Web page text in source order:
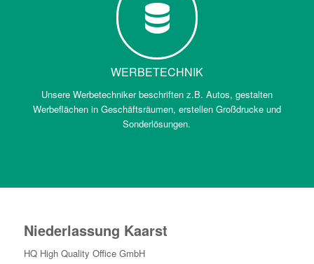
WERBETECHNIK
Unsere Werbetechniker beschriften z.B. Autos, gestalten
Werbeflächen in Geschäftsräumen, erstellen Großdrucke und
Sonderlösungen.
Niederlassung Kaarst
HQ High Quality Office GmbH